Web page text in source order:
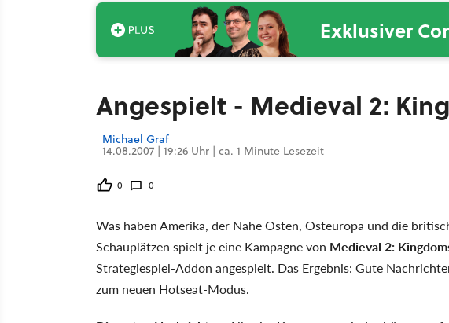
Exklusiver
Angespielt - Medieval 2:
Michael Graf
14.08.2007 | 19:26 Uhr | ca. 1 Minute Lesezeit
0 0
Was haben Amerika, der Nahe Osten, Osteuropa und die
Schauplätzen spielt je eine Kampagne von Medieval 2:
Strategiespiel-Addon angespielt. Das Ergebnis: Gute
zum neuen Hotseat-Modus.